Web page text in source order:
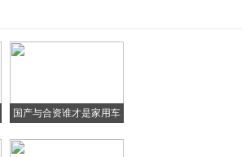
车会为抗汛抢险救援
千元之王，售价良心实
国产与合资谁才是家用车